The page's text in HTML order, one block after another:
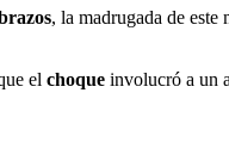
, la madrugada de este
el choque involucró a un